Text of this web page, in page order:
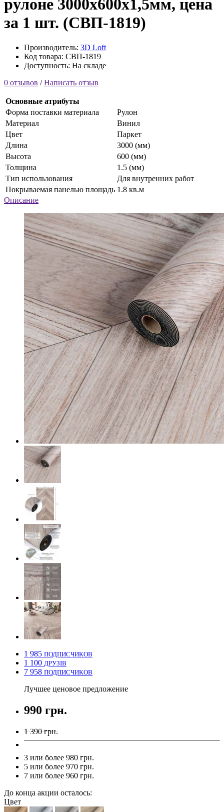
рулоне 3000х600х1,5мм, цена
за 1 шт. (СВП-1819)
Производитель: 3D Loft
Код товара: СВП-1819
Доступность: На складе
0 отзывов /Написать отзыв
Основные атрибуты
Форма поставки материала
Рулон
Материал
Винил
Цвет
Паркет
Длина
3000 (мм)
Высота
600 (мм)
Толщина
1.5 (мм)
Тип использования
Для внутренних работ
Покрываемая панелью площадь 1.8 кв.м
Описание
1 985 ПОДПИСЧИКОВ
1 100 ДРУЗІВ
7 958 ПОДПИСЧИКОВ
Лучшее ценовое предложение
990 грн.
1 390 грн.
3 или более 980 грн.
5 или более 970 грн.
7 или более 960 грн.
До конца акции осталось:
Цвет